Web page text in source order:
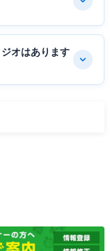
オはあります